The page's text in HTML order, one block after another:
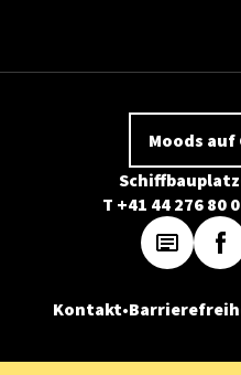
Moods auf
Schiffbauplatz
T +41 44 276 80
Kontakt